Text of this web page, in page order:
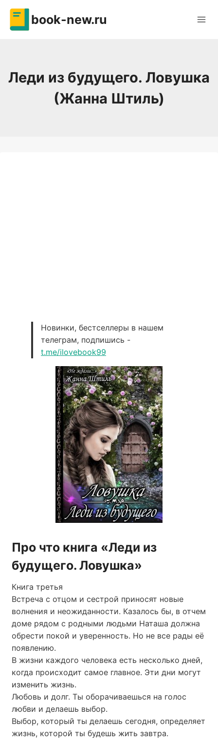
Перейти
содержимому
book-new.ru
Леди из будущего. Ловушка
(Жанна Штиль)
Новинки, бестселлеры в нашем
телеграм, подпишись -
t.me/ilovebook99
Про что книга «Леди из
будущего. Ловушка»
Книга третья
Встреча с отцом и сестрой приносят новые
волнения и неожиданности. Казалось бы, в отчем
доме рядом с родными людьми Наташа должна
обрести покой и уверенность. Но не все рады её
появлению.
В жизни каждого человека есть несколько дней,
когда происходит самое главное. Эти дни могут
изменить жизнь.
Любовь и долг. Ты оборачиваешься на голос
любви и делаешь выбор.
Выбор, который ты делаешь сегодня, определяет
жизнь, которой ты будешь жить завтра.